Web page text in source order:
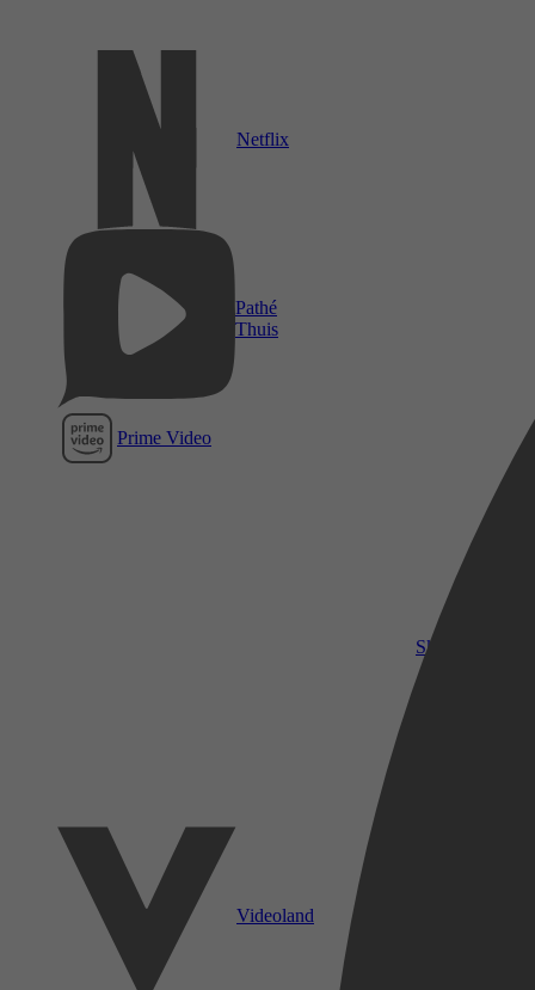
Netflix
Pathé
Thuis
Prime Video
SkyShowtime
Videoland